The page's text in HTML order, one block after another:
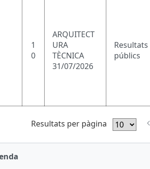
1
0
ARQUITECT
URA
TÈCNICA
31/07/2026
Resultats
públics
Resultats per pàgina